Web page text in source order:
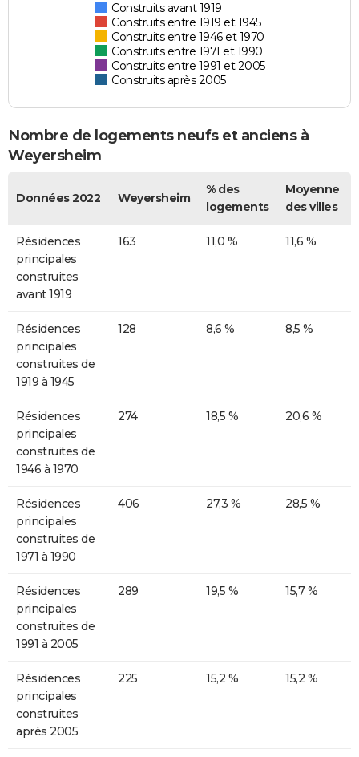
Construits avant 1919
Construits entre 1919 et 1945
Construits entre 1946 et 1970
Construits entre 1971 et 1990
Construits entre 1991 et 2005
Construits après 2005
Nombre de logements neufs et anciens à
Weyersheim
Données 2022 Weyersheim
% des
logements
Moyenne
des villes
Résidences
principales
construites
avant 1919
163 11,0 % 11,6 %
Résidences
principales
construites de
1919 à 1945
128 8,6 % 8,5 %
Résidences
principales
construites de
1946 à 1970
274 18,5 % 20,6 %
Résidences
principales
construites de
1971 à 1990
406 27,3 % 28,5 %
Résidences
principales
construites de
1991 à 2005
289 19,5 % 15,7 %
Résidences
principales
construites
après 2005
225 15,2 % 15,2 %